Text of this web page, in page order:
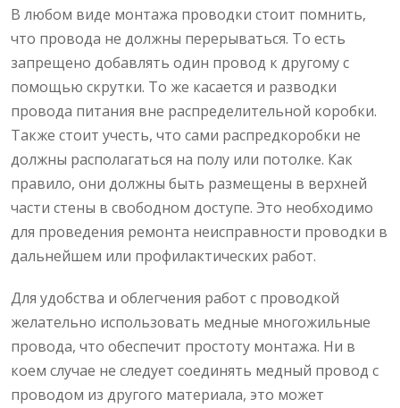
В любом виде монтажа проводки стоит помнить,
что провода не должны перерываться. То есть
запрещено добавлять один провод к другому с
помощью скрутки. То же касается и разводки
провода питания вне распределительной коробки.
Также стоит учесть, что сами распредкоробки не
должны располагаться на полу или потолке. Как
правило, они должны быть размещены в верхней
части стены в свободном доступе. Это необходимо
для проведения ремонта неисправности проводки в
дальнейшем или профилактических работ.
Для удобства и облегчения работ с проводкой
желательно использовать медные многожильные
провода, что обеспечит простоту монтажа. Ни в
коем случае не следует соединять медный провод с
проводом из другого материала, это может